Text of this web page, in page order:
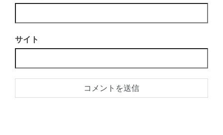
サイト